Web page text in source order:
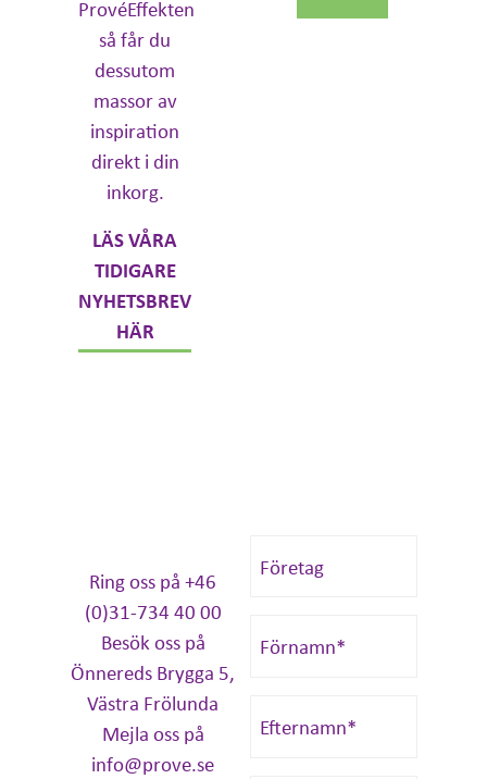
ProvéEffekten
så får du
dessutom
massor av
inspiration
direkt i din
inkorg.
LÄS VÅRA
TIDIGARE
NYHETSBREV
HÄR
Ring oss på +46
(0)31-734 40 00
Besök oss på
Önnereds Brygga 5,
Västra Frölunda
Mejla oss på
info@prove.se